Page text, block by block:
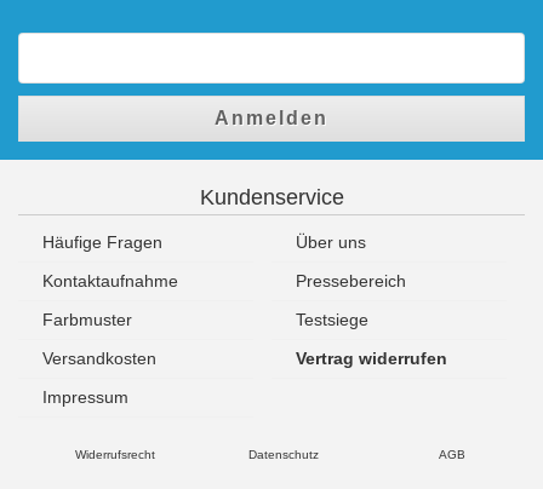
Anmelden
Kundenservice
Häufige Fragen
Über uns
Kontaktaufnahme
Pressebereich
Farbmuster
Testsiege
Versandkosten
Vertrag widerrufen
Impressum
Widerrufsrecht Datenschutz AGB